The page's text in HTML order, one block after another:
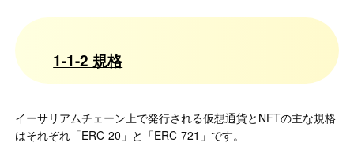
1-1-2 規格
イーサリアムチェーン上で発行される仮想通貨とNFTの主な規格
はそれぞれ「ERC-20」と「ERC-721」です。